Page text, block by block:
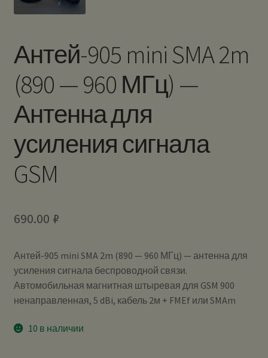
Антей-905 mini SMA 2m
(890 — 960 МГц) —
Антенна для
усиления сигнала
GSM
690.00 ₽
Антей-905 mini SMA 2m (890 — 960 МГц) — антенна для
усиления сигнала беспроводной связи.
Автомобильная магнитная штыревая для GSM 900
ненаправленная, 5 dBi, кабель 2м + FMEf или SMAm
10 в наличии